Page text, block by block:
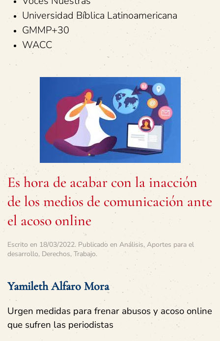
Universidad Bíblica Latinoamericana
GMMP+30
WACC
Es hora de acabar con la inacción
de los medios de comunicación ante
el acoso online
Escrito en 18/03/2022. Publicado en Análisis, Aportes para el
desarrollo, Derechos, Trabajo.
Yamileth Alfaro Mora
Urgen medidas para frenar abusos y acoso online
que sufren las periodistas